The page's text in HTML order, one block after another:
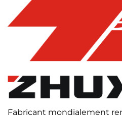
Fabricant mondialement